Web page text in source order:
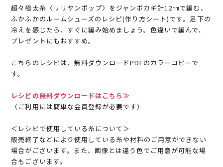
超々極太糸〈リリヤンポップ〉をジャンボカギ針12㎜で編む、
ふかふかのルームシューズのレシピ(作り方シート)です。足下の
冷えを感じたら、すぐに編み始めましょう。色違いで編んで、
プレゼントにもおすすめ。
こちらのレシピは、無料ダウンロードPDFのカラーコピーで
す。
レシピの無料ダウンロードはこちら≫
（ご利用には簡単な会員登録が必要です）
＜レシピで使用している糸について＞
販売終了などにより使用している糸や材料のご用意ができない
場合がございます。また、画像とは違う色でご用意が可能な場
合もございます。